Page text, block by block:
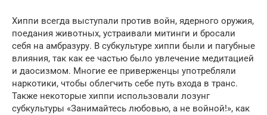
Хиппи всегда выступали против войн, ядерного оружия,
поедания животных, устраивали митинги и бросали
себя на амбразуру. В субкультуре хиппи были и пагубные
влияния, так как ее частью было увлечение медитацией
и даосизмом. Многие ее приверженцы употребляли
наркотики, чтобы облегчить себе путь входа в транс.
Также некоторые хиппи использовали лозунг
субкультуры «Занимайтесь любовью, а не войной!», как